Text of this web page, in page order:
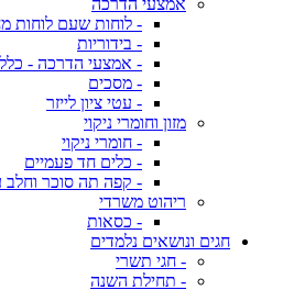
אמצעי הדרכה
- לוחות שעם לוחות
- בידוריות
- אמצעי הדרכה -
- מסכים
- עטי ציון לייזר
מזון וחומרי ניקוי
- חומרי ניקוי
- כלים חד פעמיים
- קפה תה סוכר וחלב
ריהוט משרדי
- כסאות
חגים ונושאים נלמדים
- חגי תשרי
- תחילת השנה